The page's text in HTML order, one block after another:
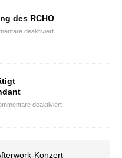
des RCHO
deaktiviert
deaktiviert